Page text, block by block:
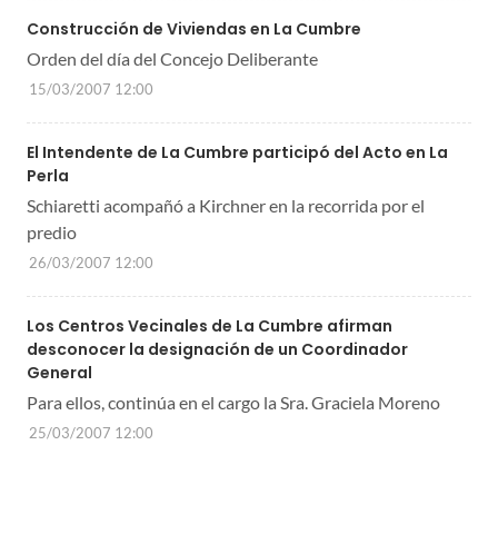
Construcción de Viviendas en La Cumbre
Orden del día del Concejo Deliberante
15/03/2007 12:00
El Intendente de La Cumbre participó del Acto en La
Perla
Schiaretti acompañó a Kirchner en la recorrida por el
predio
26/03/2007 12:00
Los Centros Vecinales de La Cumbre afirman
desconocer la designación de un Coordinador
General
Para ellos, continúa en el cargo la Sra. Graciela Moreno
25/03/2007 12:00